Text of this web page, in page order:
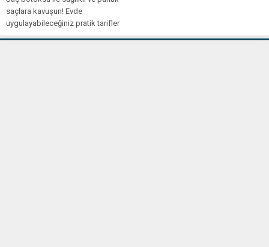
saçlara kavuşun! Evde
uygulayabileceğiniz pratik tarifler
için tıklayın!